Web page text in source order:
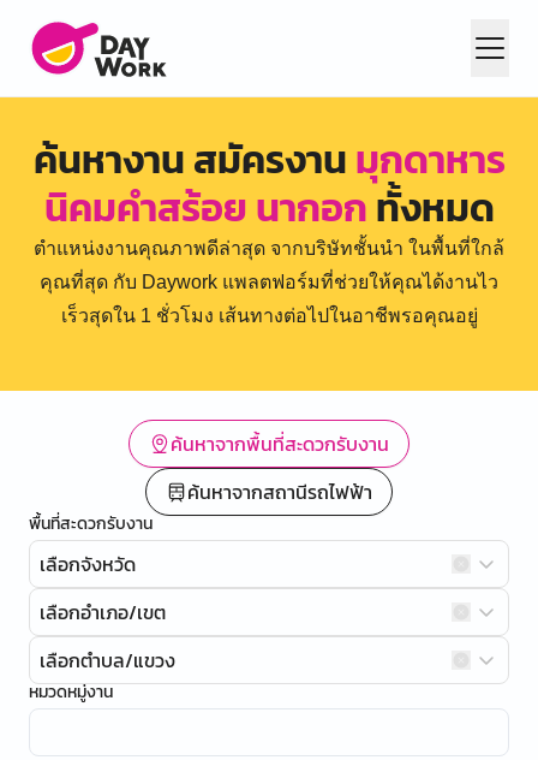
ค้นหางาน สมัครงานมุกดาหาร
นิคมคำสร้อย นากอกทั้งหมด
ตำแหน่งงานคุณภาพดีล่าสุด จากบริษัทชั้นนำ ในพื้นที่ใกล้
คุณที่สุด กับ Daywork แพลตฟอร์มที่ช่วยให้คุณได้งานไว
เร็วสุดใน 1 ชั่วโมง เส้นทางต่อไปในอาชีพรอคุณอยู่
ค้นหาจากพื้นที่สะดวกรับงาน
ค้นหาจากสถานีรถไฟฟ้า
พื้นที่สะดวกรับงาน
เลือกจังหวัด
เลือกอำเภอ/เขต
เลือกตำบล/แขวง
หมวดหมู่งาน